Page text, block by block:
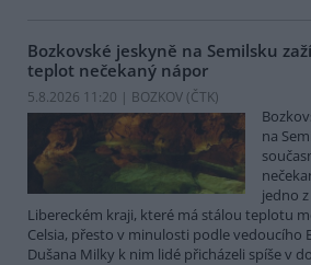
Bozkovské jeskyně na Semilsku
teplot nečekaný nápor
5.8.2026 11:20 | BOZKOV (ČTK)
na
jedno
Libereckém kraji, které má stálou teplotu
Celsia, přesto v minulosti podle vedoucího
Dušana Milky k nim lidé přicházeli spíše v